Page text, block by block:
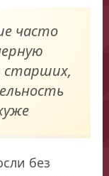
часто
старших,
без